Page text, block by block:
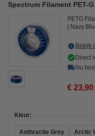
Spectrum Filament PET-
PETG
Navy
Bekijk
Direct
Nu
€ 23,90
Kleur:
Anthracite Grey Arctic